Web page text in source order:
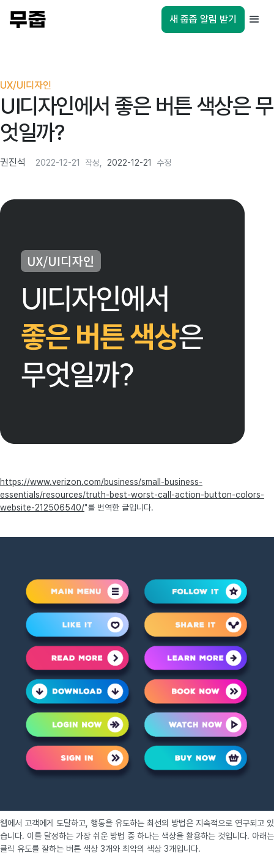
새 줍줍 알림 받기
UX/UI디자인
UI디자인에서 좋은 버튼 색상은 무
엇일까?
권진석 2022-12-21 작성, 2022-12-21 수정
https://www.verizon.com/business/small-business-
essentials/resources/truth-best-worst-call-action-button-colors-
website-212506540/"를 번역한 글입니다.
웹에서 고객에게 도달하고, 행동을 유도하는 최선의 방법은 지속적으로 연구되고 있
습니다. 이를 달성하는 가장 쉬운 방법 중 하나는 색상을 활용하는 것입니다. 아래는
클릭 유도를 잘하는 버튼 색상 3개와 최악의 색상 3개입니다.